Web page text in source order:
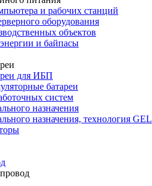
и рабочих станций
оборудования
объектов
и байпасы
для ИБП
батареи
систем
назначения
назначения, технология GEL